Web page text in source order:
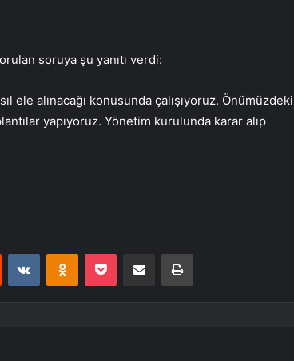
soruya şu yanıtı verdi:
ele alınacağı konusunda çalışıyoruz. Önümüzdeki
yapıyoruz. Yönetim kurulunda karar alıp
Reddit VKontakteOdnoklassniki
Pocket E-Posta ile paylaş Yazdır